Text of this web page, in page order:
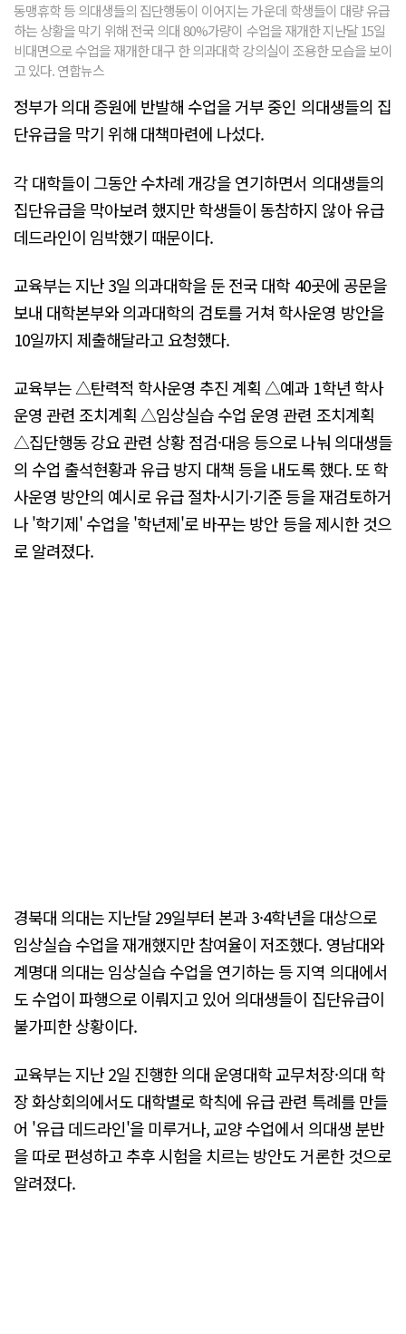
동맹휴학 등 의대생들의 집단행동이 이어지는 가운데 학생들이 대량 유급
하는 상황을 막기 위해 전국 의대 80%가량이 수업을 재개한 지난달 15일
비대면으로 수업을 재개한 대구 한 의과대학 강의실이 조용한 모습을 보이
고 있다. 연합뉴스
정부가 의대 증원에 반발해 수업을 거부 중인 의대생들의 집
단유급을 막기 위해 대책마련에 나섰다.
각 대학들이 그동안 수차례 개강을 연기하면서 의대생들의
집단유급을 막아보려 했지만 학생들이 동참하지 않아 유급
데드라인이 임박했기 때문이다.
교육부는 지난 3일 의과대학을 둔 전국 대학 40곳에 공문을
보내 대학본부와 의과대학의 검토를 거쳐 학사운영 방안을
10일까지 제출해달라고 요청했다.
교육부는 △탄력적 학사운영 추진 계획 △예과 1학년 학사
운영 관련 조치계획 △임상실습 수업 운영 관련 조치계획
△집단행동 강요 관련 상황 점검·대응 등으로 나눠 의대생들
의 수업 출석현황과 유급 방지 대책 등을 내도록 했다. 또 학
사운영 방안의 예시로 유급 절차·시기·기준 등을 재검토하거
나 '학기제' 수업을 '학년제'로 바꾸는 방안 등을 제시한 것으
로 알려졌다.
경북대 의대는 지난달 29일부터 본과 3·4학년을 대상으로
임상실습 수업을 재개했지만 참여율이 저조했다. 영남대와
계명대 의대는 임상실습 수업을 연기하는 등 지역 의대에서
도 수업이 파행으로 이뤄지고 있어 의대생들이 집단유급이
불가피한 상황이다.
교육부는 지난 2일 진행한 의대 운영대학 교무처장·의대 학
장 화상회의에서도 대학별로 학칙에 유급 관련 특례를 만들
어 '유급 데드라인'을 미루거나, 교양 수업에서 의대생 분반
을 따로 편성하고 추후 시험을 치르는 방안도 거론한 것으로
알려졌다.